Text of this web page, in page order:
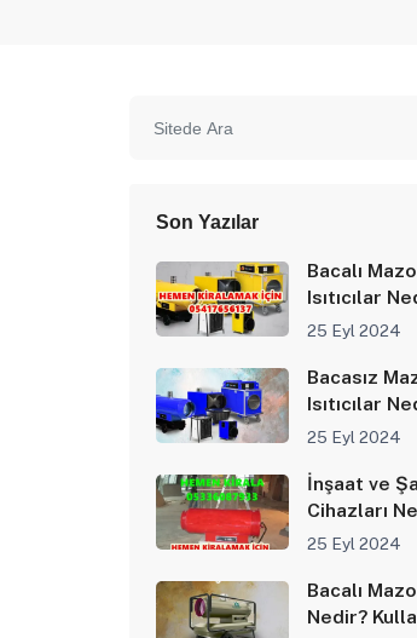
Son Yazılar
Bacalı
Isıtıcılar
Alanları
25 Eyl 2024
Bacasız
Isıtıcılar
Alanları
25 Eyl 2024
İnşaat ve
Cihazları
Alanları
25 Eyl 2024
Bacalı
Nedir?